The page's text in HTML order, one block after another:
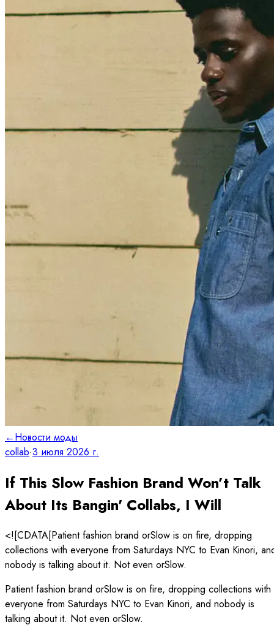
←Новости моды
collab·3 июля 2026 г.
If This Slow Fashion Brand Won’t Talk
About Its Bangin' Collabs, I Will
<![CDATA[Patient fashion brand orSlow is on fire, dropping
collections with everyone from Saturdays NYC to Evan Kinori,
nobody is talking about it. Not even orSlow.
Patient fashion brand orSlow is on fire, dropping collections with
everyone from Saturdays NYC to Evan Kinori, and nobody is
talking about it. Not even orSlow.